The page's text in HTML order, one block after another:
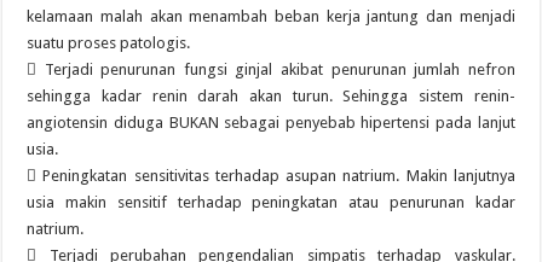
kelamaan malah akan menambah beban kerja jantung dan menjadi
suatu proses patologis.
 Terjadi penurunan fungsi ginjal akibat penurunan jumlah nefron
sehingga kadar renin darah akan turun. Sehingga sistem renin-
angiotensin diduga BUKAN sebagai penyebab hipertensi pada lanjut
usia.
 Peningkatan sensitivitas terhadap asupan natrium. Makin lanjutnya
usia makin sensitif terhadap peningkatan atau penurunan kadar
natrium.
 Terjadi perubahan pengendalian simpatis terhadap vaskular.